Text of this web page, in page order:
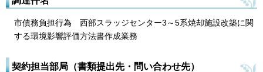
市債務負担行為 西部スラッジセンター3～5系焼却施設改築に関
する環境影響評価方法書作成業務
契約担当部局（書類提出先・問い合わせ先）